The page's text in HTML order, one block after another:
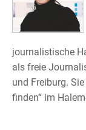
journalistische
als freie
und Freiburg.
finden“ im